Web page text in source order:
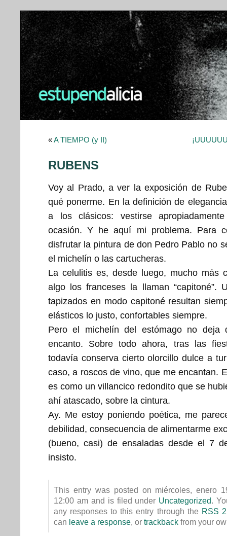
«A TIEMPO (y II)
RUBENS
Voy al Prado, a ver la exposición de
qué ponerme. En la definición de
a los clásicos: vestirse
ocasión. Y he aquí mi problema. Para
disfrutar la pintura de don Pedro Pablo no
el michelín o las cartucheras.
La celulitis es, desde luego, mucho más
algo los franceses la llaman “capitoné”.
tapizados en modo capitoné resultan
elásticos lo justo, confortables siempre.
Pero el michelín del estómago no deja
encanto. Sobre todo ahora, tras las
todavía conserva cierto olorcillo dulce a
caso, a roscos de vino, que me encantan.
es como un villancico redondito que se
ahí atascado, sobre la cintura.
Ay. Me estoy poniendo poética, me
debilidad, consecuencia de alimentarme
(bueno, casi) de ensaladas desde el 7
insisto.
This entry was posted on miércoles, enero
12:00 am and is filed under Uncategorized.
any responses to this entry through the RSS
can leave a response, or trackback from your